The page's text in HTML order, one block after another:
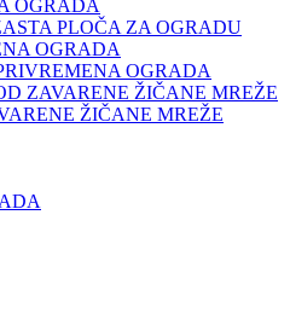
OGRADA
PLOČA ZA OGRADU
OGRADA
OGRADA
ZAVARENE ŽIČANE MREŽE
ŽIČANE MREŽE